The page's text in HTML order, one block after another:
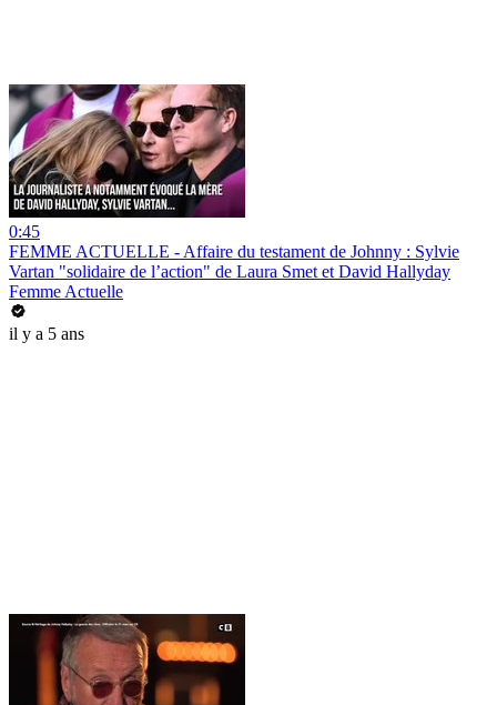
0:45
FEMME ACTUELLE - Affaire du testament de Johnny : Sylvie
Vartan "solidaire de l’action" de Laura Smet et David Hallyday
Femme Actuelle
il y a 5 ans